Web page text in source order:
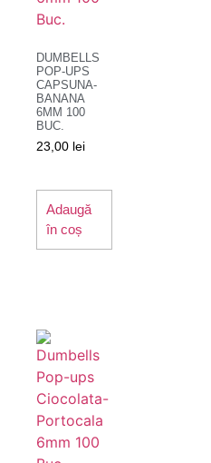
DUMBELLS
POP-UPS
CAPSUNA-
BANANA
6MM 100
BUC.
23,00 lei
Adaugă
în coș